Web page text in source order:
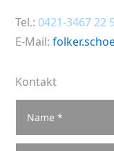
Tel.: 0421-3467 22
E-Mail:
Kontakt